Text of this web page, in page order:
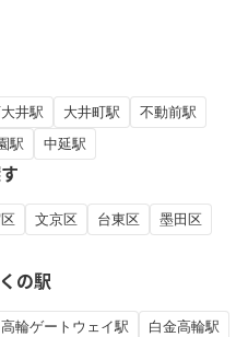
井駅 大井町駅
不動前駅
駅 中延駅
文京区 台東区
墨田区
の駅
高輪ゲートウェイ駅
白金高輪駅